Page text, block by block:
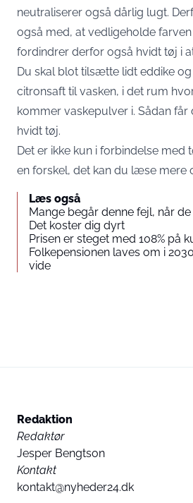
neutraliserer også dårlig lugt.
også med, at vedligeholde
fordindrer derfor også hvidt tøj i
Du skal blot tilsætte lidt eddike
citronsaft til vasken, i det rum
kommer vaskepulver i. Sådan får
hvidt tøj.
Det er ikke kun i forbindelse med
en forskel, det kan du læse mere
Læs også
Mange begår denne fejl, når
Det koster dig dyrt
Prisen er steget med 108% på
Folkepensionen laves om i
vide
Redaktion
Redaktør
Jesper Bengtson
Kontakt
kontakt@nyheder24.dk